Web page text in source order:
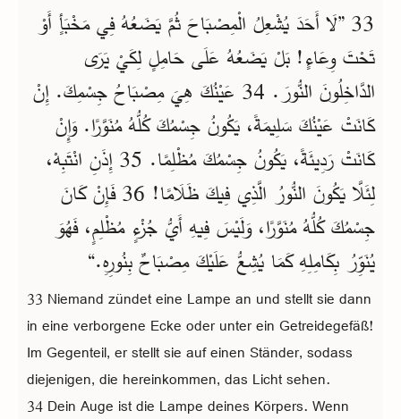
33 ”لَا أَحَدَ يُشْعِلُ الْمِصْبَاحَ ثُمَّ يَضَعُهُ فِي مَخْبَأٍ أَوْ
تَحْتَ وِعَاءٍ! بَلْ يَضَعُهُ عَلَى حَامِلٍ لِكَيْ يَرَى
الدَّاخِلُونَ النُّورَ. 34 عَيْنُكَ هِيَ مِصْبَاحُ جِسْمِكَ. إِنْ
كَانَتْ عَيْنُكَ سَلِيمَةً، يَكُونُ جِسْمُكَ كُلُّهُ مُنَوَّرًا. وَإِنْ
كَانَتْ رَدِيئَةً، يَكُونُ جِسْمُكَ مُظْلِمًا. 35 إِذَنِ انْتَبِهْ،
لِئَلَّا يَكُونَ النُّورُ الَّذِي فِيكَ ظَلَامًا! 36 فَإِنْ كَانَ
جِسْمُكَ كُلُّهُ مُنَوَّرًا، وَلَيْسَ فِيهِ أَيُّ جُزْءٍ مُظْلِمٍ، فَهُوَ
يُنَوِّرُ بِكَامِلِهِ كَمَا يُشِعُّ عَلَيْكَ مِصْبَاحٌ بِنُورِهِ.“
33 Niemand zündet eine Lampe an und stellt sie dann
in eine verborgene Ecke oder unter ein Getreidegefäß!
Im Gegenteil, er stellt sie auf einen Ständer, sodass
diejenigen, die hereinkommen, das Licht sehen.
34 Dein Auge ist die Lampe deines Körpers. Wenn